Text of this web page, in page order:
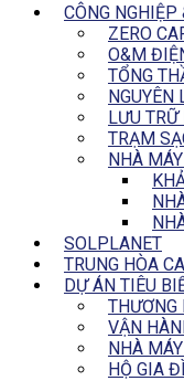
CÔNG
ZERO
O&M
TỔNG
NGUYÊN
LƯU TRỮ
TRẠM
NHÀ
SOLPLANET
TRUNG HÒA
DỰ ÁN TIÊU
THƯƠNG
VẬN
NHÀ
HỘ GIA